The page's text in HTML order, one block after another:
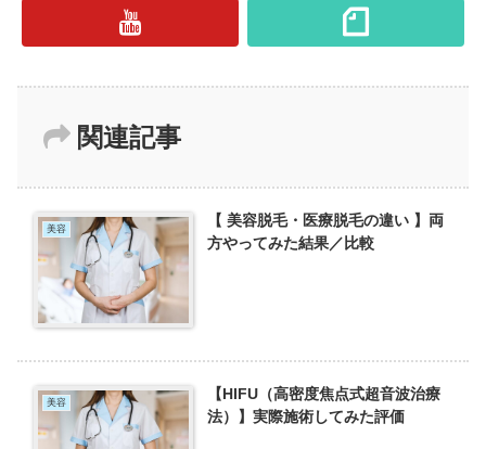
関連記事
美容
【 美容脱毛・医療脱毛の違い 】両
方やってみた結果／比較
美容
【HIFU（高密度焦点式超音波治療
法）】実際施術してみた評価